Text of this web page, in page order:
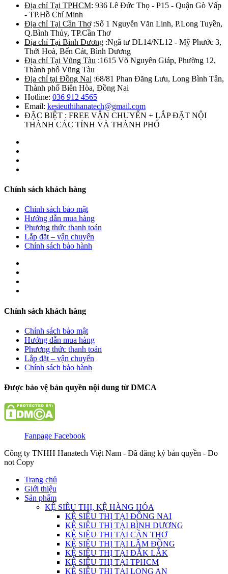
Địa chỉ Tại TPHCM: 936 Lê Đức Thọ - P15 - Quận Gò Vấp
- TP.Hồ Chí Minh
Địa chỉ Tại Cần Thơ:Số 1 Nguyễn Văn Linh, P.Long Tuyền,
Q.Bình Thủy, TP.Cần Thơ
Địa chỉ Tại Bình Dương :Ngã tư DL14/NL12 - Mỹ Phước 3,
Thới Hoà, Bến Cát, Bình Dương
Địa chỉ Tại Vũng Tàu :1615 Võ Nguyên Giáp, Phường 12,
Thành phố Vũng Tàu
Địa chỉ tại Đồng Nai :68/81 Phan Đăng Lưu, Long Bình Tân,
Thành phố Biên Hòa, Đồng Nai
Hotline: 036 912 4565
Email: kesieuthihanatech@gmail.com
ĐẶC BIỆT : FREE VẬN CHUYỂN + LẮP ĐẶT NỘI
THÀNH CÁC TỈNH VÀ THÀNH PHỐ
Chính sách khách hàng
Chính sách bảo mật
Hướng dẫn mua hàng
Phương thức thanh toán
Lắp đặt – vận chuyển
Chính sách bảo hành
Chính sách khách hàng
Chính sách bảo mật
Hướng dẫn mua hàng
Phương thức thanh toán
Lắp đặt – vận chuyển
Chính sách bảo hành
Được bảo vệ bản quyền nội dung từ DMCA
Fanpage Facebook
Công ty TNHH Hanatech Việt Nam - Đã đăng ký bản quyền - Do
not Copy
Trang chủ
Giới thiệu
Sản phẩm
KỆ SIÊU THỊ, KỆ HÀNG HÓA
KỆ SIÊU THỊ TẠI ĐỒNG NAI
KỆ SIÊU THỊ TẠI BÌNH DƯƠNG
KỆ SIÊU THỊ TẠI CẦN THƠ
KỆ SIÊU THỊ TẠI LÂM ĐỒNG
KỆ SIÊU THỊ TẠI ĐẮK LẮK
KỆ SIÊU THỊ TẠI TPHCM
KỆ SIÊU THỊ TẠI LONG AN